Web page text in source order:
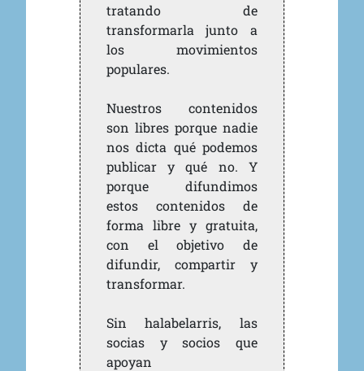
tratando de
transformarla junto a
los movimientos
populares.
Nuestros contenidos
son libres porque nadie
nos dicta qué podemos
publicar y qué no. Y
porque difundimos
estos contenidos de
forma libre y gratuita,
con el objetivo de
difundir, compartir y
transformar.
Sin halabelarris, las
socias y socios que
apoyan